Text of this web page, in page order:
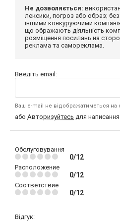
Не дозволяється:
лексики, погроз або образ;
іншими конкуруючими
що ображають діяльність
розміщення посилань на
реклама та самореклама.
Введіть email:
Ваш e-mail не відображатиметься на
або Авторизуйтесь для написання
Обслуговування
0/12
Расположение
0/12
Соответствие
0/12
Відгук: